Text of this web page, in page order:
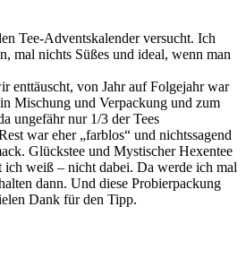
Tee-Adventskalender versucht. Ich
mal nichts Süßes und ideal, wenn man
enttäuscht, von Jahr auf Folgejahr war
Mischung und Verpackung und zum
ungefähr nur 1/3 der Tees
war eher „farblos“ und nichtssagend
Glückstee und Mystischer Hexentee
ich weiß – nicht dabei. Da werde ich mal
dann. Und diese Probierpackung
Dank für den Tipp.